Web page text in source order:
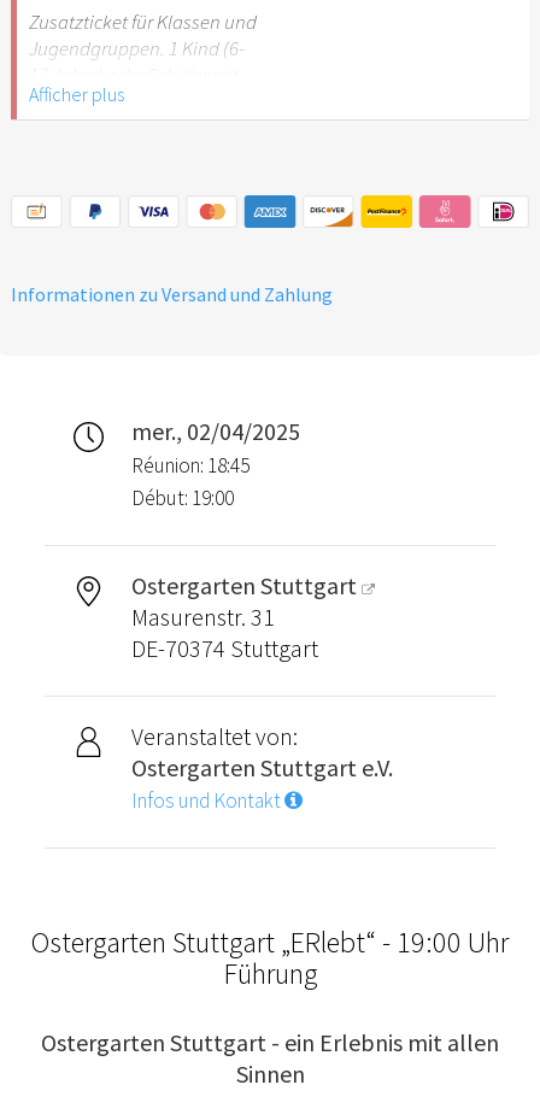
Stuttgart nicht
empfehlenswert.
Zusatzticket für Klassen und
Jugendgruppen. 1 Kind (6-
Schülerausweis.
Stuttgart nicht
empfehlenswert.
Afficher plus
Informationen zu Versand und Zahlung
mer., 02/04/2025
Réunion: 18:45
Début: 19:00
Ostergarten Stuttgart
Masurenstr. 31
DE-70374 Stuttgart
Veranstaltet von:
Ostergarten Stuttgart e.V.
Infos und Kontakt
Ostergarten Stuttgart „ERlebt“ - 19:00 Uhr
Führung
Ostergarten Stuttgart - ein Erlebnis mit allen
Sinnen